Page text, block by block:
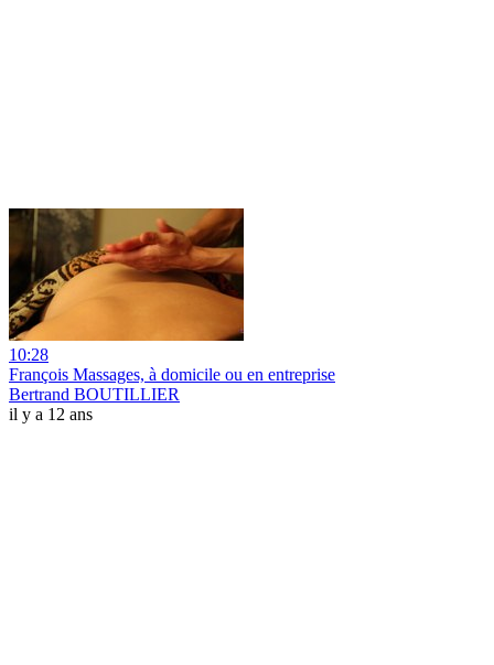
10:28
François Massages, à domicile ou en entreprise
Bertrand BOUTILLIER
il y a 12 ans